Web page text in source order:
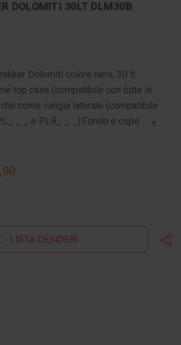
DOLOMITI 30LT DLM30B
Dolomiti colore nero, 30 lt.
top case (compatibile con tutte le
come valigia laterale (compatibile
_ _ e PLR_ _ _).Fondo e cope…
+
LISTA DESIDERI